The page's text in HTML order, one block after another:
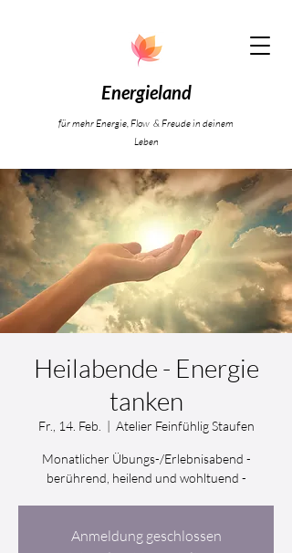
Energieland
für mehr Energie, Flow & Freude in deinem
Leben
Heilabende - Energie
tanken
Fr., 14. Feb.
  |
Atelier Feinfühlig Staufen
Monatlicher Übungs-/Erlebnisabend -
berührend, heilend und wohltuend -
Anmeldung geschlossen